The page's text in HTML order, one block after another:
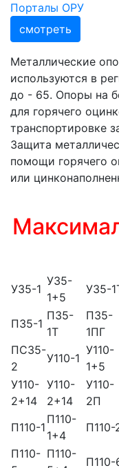
Порталы ОРУ
смотреть
Металлические
используются в
до - 65. Опоры на
для горячего
транспортировке
Защита
помощи горячего
или
У35-1
У35-
1+5
У35-
П35-1
П35-
1Т
П35-
1ПГ
ПС35-
2
У110-1
У110-
1+5
У110-
2+14
У110-
2+14
У110-
2П
П110-1
П110-
1+4
П110-
П110- П110-
П110-